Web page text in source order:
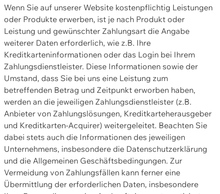
Wenn Sie auf unserer Website kostenpflichtig Leistungen
oder Produkte erwerben, ist je nach Produkt oder
Leistung und gewünschter Zahlungsart die Angabe
weiterer Daten erforderlich, wie z.B. Ihre
Kreditkarteninformationen oder das Login bei Ihrem
Zahlungsdienstleister. Diese Informationen sowie der
Umstand, dass Sie bei uns eine Leistung zum
betreffenden Betrag und Zeitpunkt erworben haben,
werden an die jeweiligen Zahlungsdienstleister (z.B.
Anbieter von Zahlungslösungen, Kreditkarteherausgeber
und Kreditkarten-Acquirer) weitergeleitet. Beachten Sie
dabei stets auch die Informationen des jeweiligen
Unternehmens, insbesondere die Datenschutzerklärung
und die Allgemeinen Geschäftsbedingungen. Zur
Vermeidung von Zahlungsfällen kann ferner eine
Übermittlung der erforderlichen Daten, insbesondere